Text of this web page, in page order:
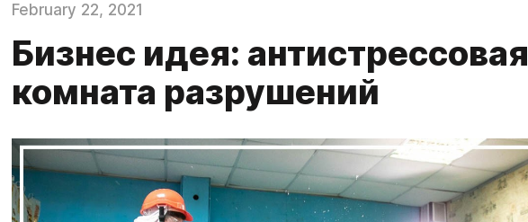
February 22, 2021
Бизнес идея: антистрессовая
комната разрушений